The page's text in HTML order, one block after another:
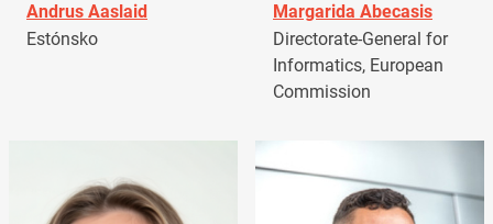
Andrus Aaslaid
Estónsko
Margarida Abecasis
Directorate-General for
Informatics, European
Commission